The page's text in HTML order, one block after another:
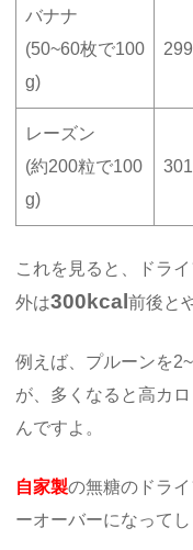
バナナ
(50~60枚で100
g)
レーズン
(約200粒で100
g)
これを見ると、ドラ
外は300kcal前後と
例えば、プルーンを
が、多くなると高カ
んですよ。
自家製の無糖のドラ
ーオーバーになってし